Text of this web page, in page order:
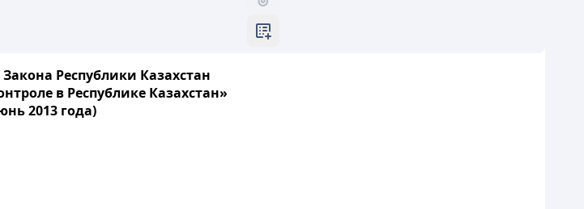
Республики Казахстан
в Республике Казахстан»
2013 года)